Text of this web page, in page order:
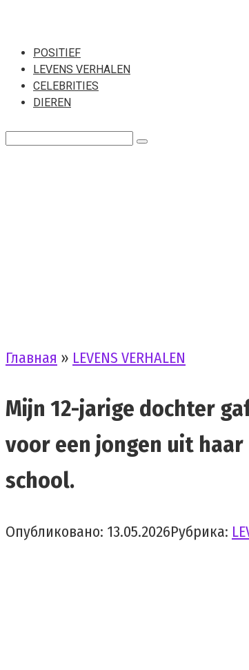
контенту
POSITIEF
LEVENS VERHALEN
CELEBRITIES
DIEREN
Поиск:
Главная » LEVENS VERHALEN
Mijn 12-jarige dochter
voor een jongen uit
school.
Опубликовано: 13.05.2026Рубрика: